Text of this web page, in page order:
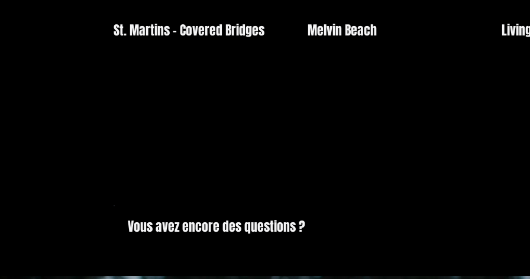
St. Martins - Covered Bridges Melvin Beach
Vous avez encore des questions ?